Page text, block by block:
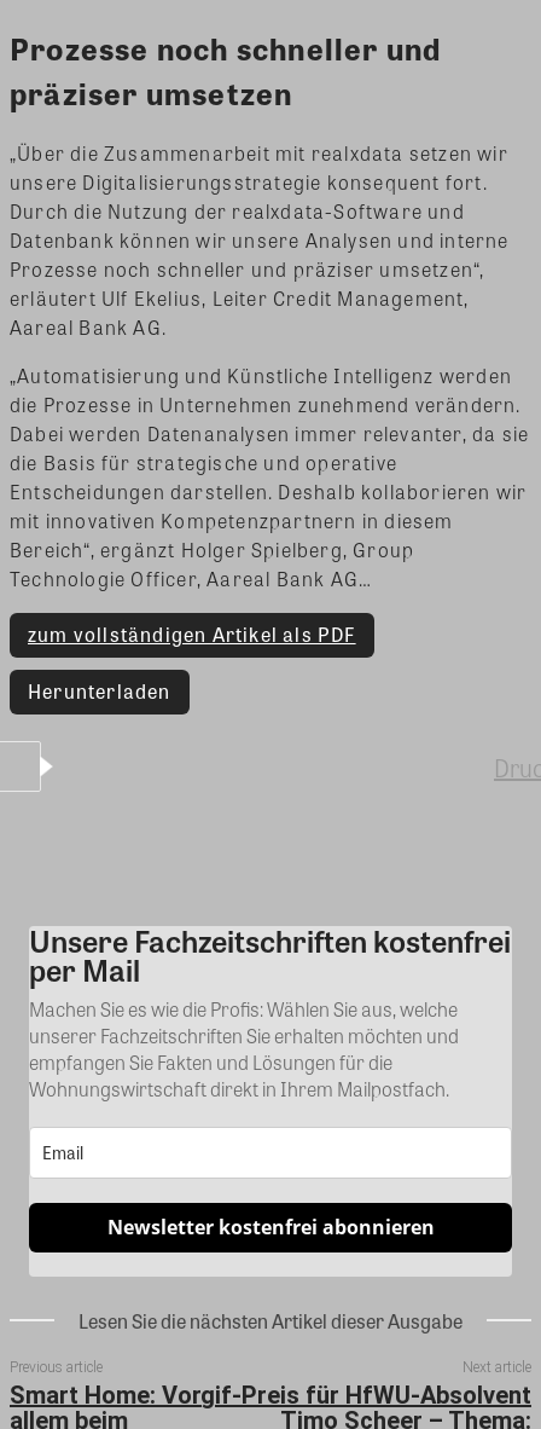
Prozesse noch schneller und
präziser umsetzen
„Über die Zusammenarbeit mit realxdata setzen wir
unsere Digitalisierungsstrategie konsequent fort.
Durch die Nutzung der realxdata-Software und
Datenbank können wir unsere Analysen und interne
Prozesse noch schneller und präziser umsetzen“,
erläutert Ulf Ekelius, Leiter Credit Management,
Aareal Bank AG.
„Automatisierung und Künstliche Intelligenz werden
die Prozesse in Unternehmen zunehmend verändern.
Dabei werden Datenanalysen immer relevanter, da sie
die Basis für strategische und operative
Entscheidungen darstellen. Deshalb kollaborieren wir
mit innovativen Kompetenzpartnern in diesem
Bereich“, ergänzt Holger Spielberg, Group
Technologie Officer, Aareal Bank AG…
zum vollständigen Artikel als PDF
Herunterladen
Kommentar
Unsere Fachzeitschriften kostenfrei
per Mail
Machen Sie es wie die Profis: Wählen Sie aus, welche
unserer Fachzeitschriften Sie erhalten möchten und
empfangen Sie Fakten und Lösungen für die
Wohnungswirtschaft direkt in Ihrem Mailpostfach.
Newsletter kostenfrei abonnieren
Lesen Sie die nächsten Artikel dieser Ausgabe
Previous article
Smart Home: Vor
allem beim
Next article
gif-Preis für HfWU-Absolvent
Timo Scheer – Thema: